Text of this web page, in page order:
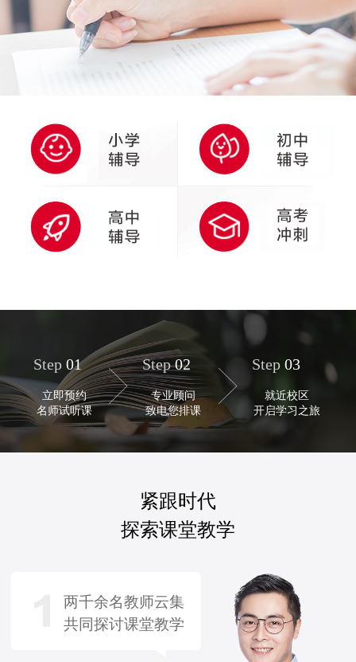
Step 01
立即预约
名师试听课
Step02
专业顾问
致电您排课
Step 03
就近校区
开启学习之旅
紧跟时代
探索课堂教学
两千余名教师云集
共同探讨课堂教学